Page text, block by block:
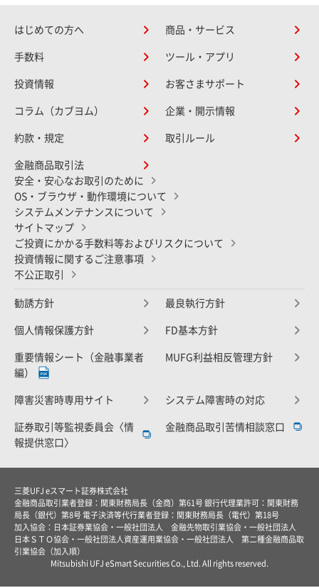
はじめての方へ 商品・サービス
手数料 ツール・アプリ
投資情報 お客さまサポート
コラム（カブヨム） 企業・開示情報
約款・規定 取引ルール
金融商品取引法
安全・安心なお取引のために
OS・ブラウザ・動作環境について
システムメンテナンスについて
サイトマップ
ご投資にかかる手数料等およびリスクについて
投資情報に関するご注意事項
不公正取引
勧誘方針 最良執行方針
個人情報保護方針 FD基本方針
重要情報シート（金融事業者
編）
MUFG利益相反管理方針
障害災害時専用サイト システム障害時の対応
証券取引等監視委員会〈情
報提供窓口〉
金融商品取引苦情相談窓口
三菱UFJ eスマート証券株式会社
金融商品取引業者登録：関東財務局長（金商）第61号 銀行代理業許可：関東財務
局長（銀代）第8号 電子決済等代行業者登録：関東財務局長（電代）第18号
加入協会：日本証券業協会・一般社団法人 金融先物取引業協会・一般社団法人
日本ＳＴＯ協会・一般社団法人資産運用業協会・一般社団法人 第二種金融商品取
引業協会（加入順）
Mitsubishi UFJ eSmart Securities Co., Ltd. All rights reserved.